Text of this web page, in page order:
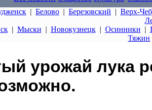
| Белово | Березовский | Верх-
| Мыски | Новокузнецк| Осинники |
Тяжин
урожай лука